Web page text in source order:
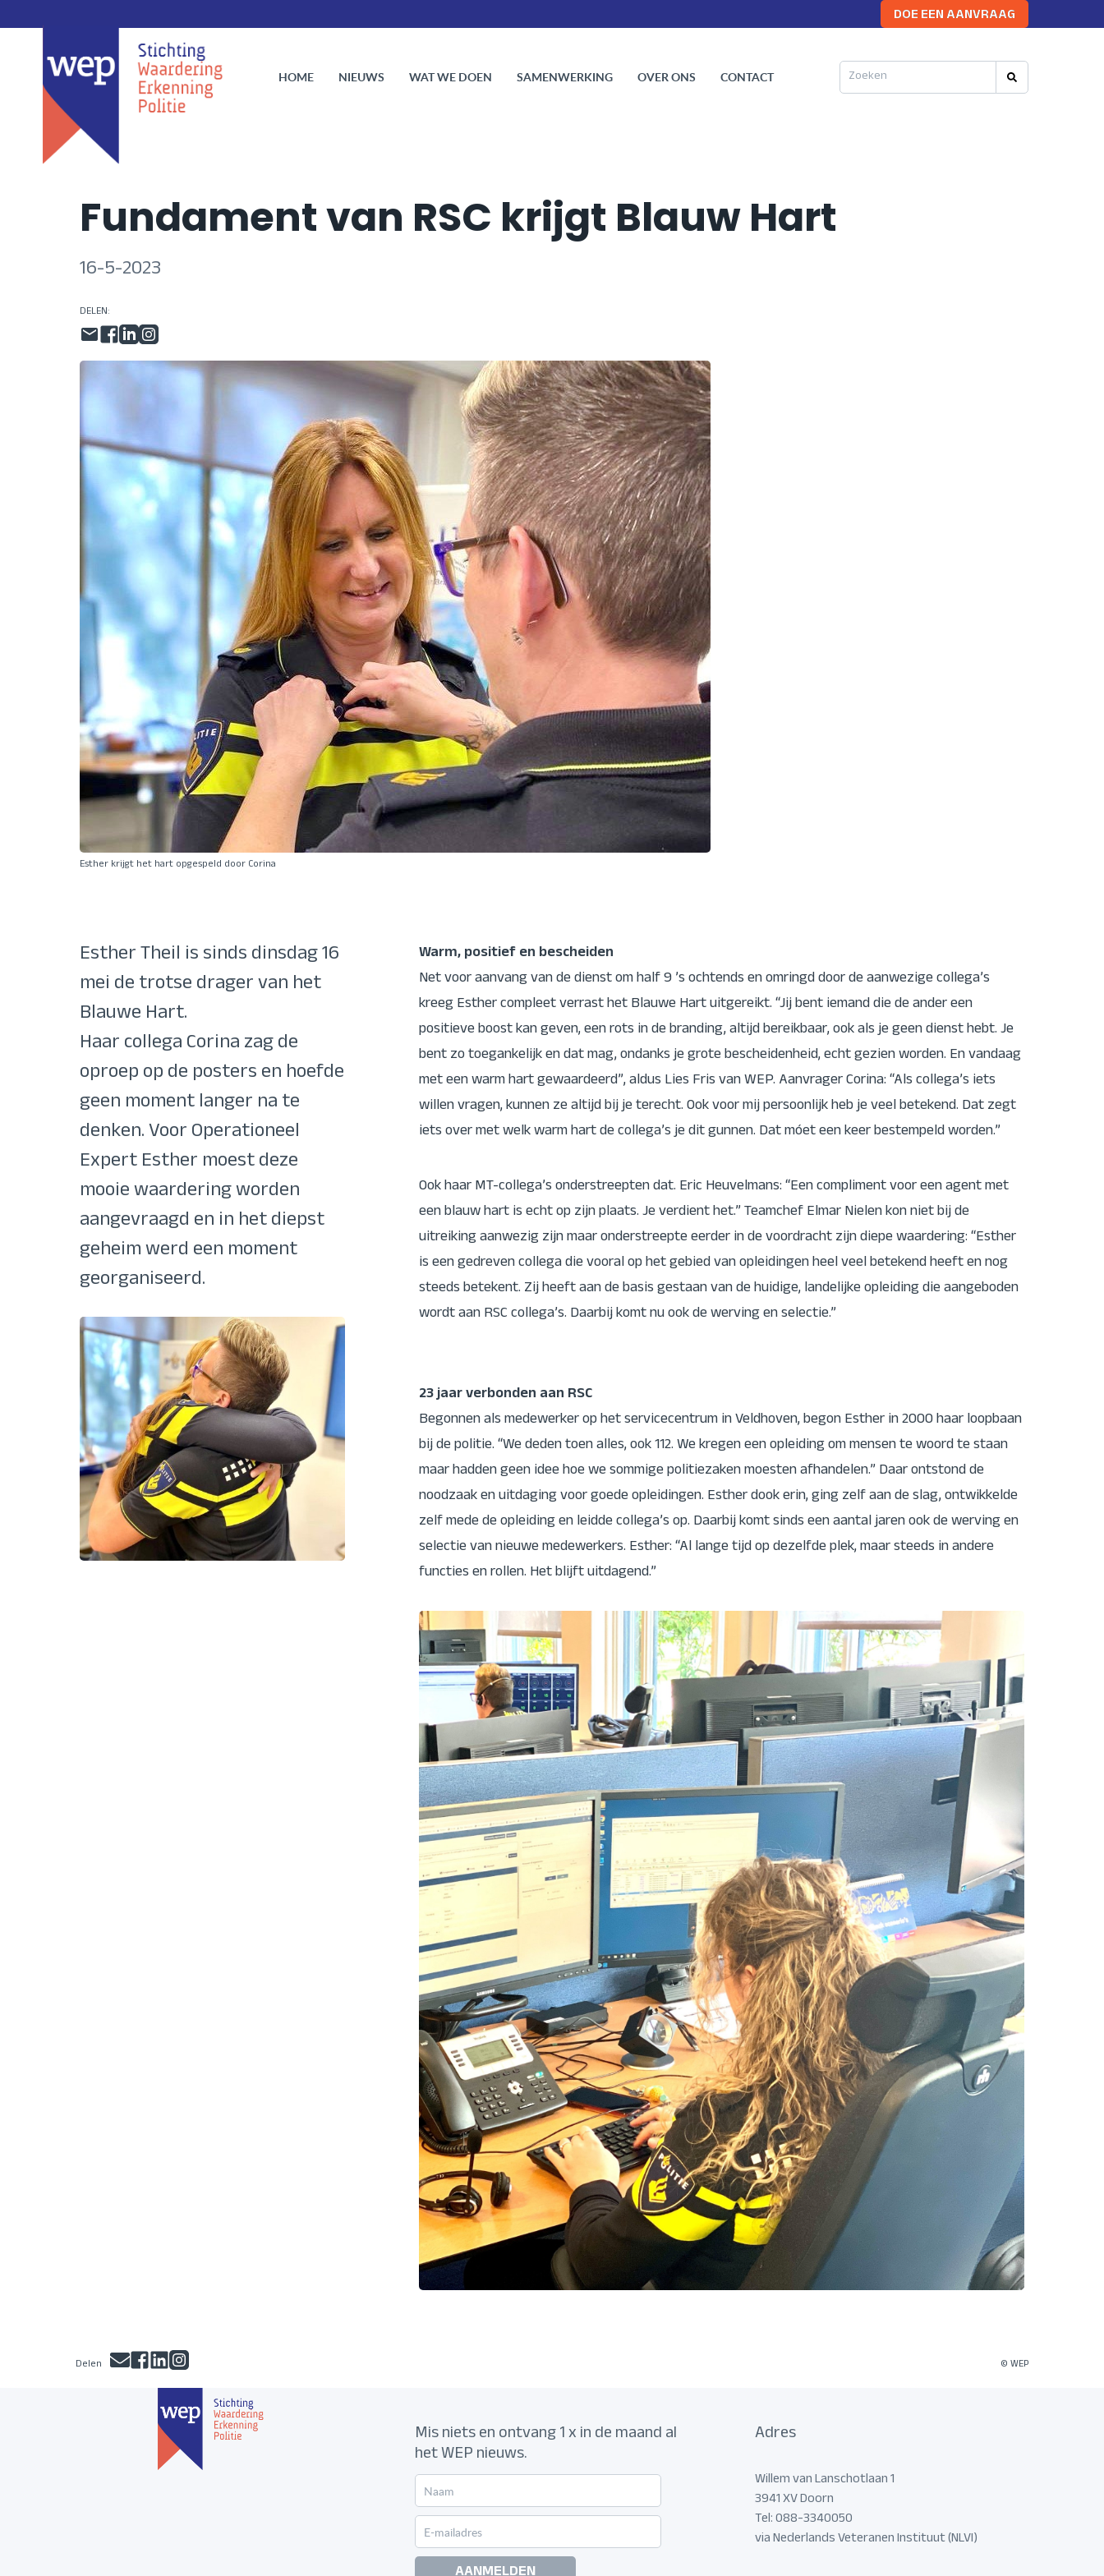
DOE EEN AANVRAAG
OVER ONS CONTACT
HOME NIEUWS WAT WE DOEN SAMENWERKING OVER ONS CONTACT
Fundament van RSC krijgt Blauw Hart
16-5-2023
DELEN:
Esther krijgt het hart opgespeld door Corina
Esther Theil is sinds dinsdag 16
mei de trotse drager van het
Blauwe Hart.
Haar collega Corina zag de
oproep op de posters en hoefde
geen moment langer na te
denken. Voor Operationeel
Expert Esther moest deze
mooie waardering worden
aangevraagd en in het diepst
geheim werd een moment
georganiseerd.
Warm, positief en bescheiden
Net voor aanvang van de dienst om half 9 ’s ochtends en omringd door de aanwezige collega’s
kreeg Esther compleet verrast het Blauwe Hart uitgereikt. “Jij bent iemand die de ander een
positieve boost kan geven, een rots in de branding, altijd bereikbaar, ook als je geen dienst hebt. Je
bent zo toegankelijk en dat mag, ondanks je grote bescheidenheid, echt gezien worden. En vandaag
met een warm hart gewaardeerd”, aldus Lies Fris van WEP. Aanvrager Corina: “Als collega’s iets
willen vragen, kunnen ze altijd bij je terecht. Ook voor mij persoonlijk heb je veel betekend. Dat zegt
iets over met welk warm hart de collega’s je dit gunnen. Dat móet een keer bestempeld worden.”
Ook haar MT-collega’s onderstreepten dat. Eric Heuvelmans: “Een compliment voor een agent met
een blauw hart is echt op zijn plaats. Je verdient het.” Teamchef Elmar Nielen kon niet bij de
uitreiking aanwezig zijn maar onderstreepte eerder in de voordracht zijn diepe waardering: “Esther
is een gedreven collega die vooral op het gebied van opleidingen heel veel betekend heeft en nog
steeds betekent. Zij heeft aan de basis gestaan van de huidige, landelijke opleiding die aangeboden
wordt aan RSC collega’s. Daarbij komt nu ook de werving en selectie.”
23 jaar verbonden aan RSC
Begonnen als medewerker op het servicecentrum in Veldhoven, begon Esther in 2000 haar loopbaan
bij de politie. “We deden toen alles, ook 112. We kregen een opleiding om mensen te woord te staan
maar hadden geen idee hoe we sommige politiezaken moesten afhandelen.” Daar ontstond de
noodzaak en uitdaging voor goede opleidingen. Esther dook erin, ging zelf aan de slag, ontwikkelde
zelf mede de opleiding en leidde collega’s op. Daarbij komt sinds een aantal jaren ook de werving en
selectie van nieuwe medewerkers. Esther: “Al lange tijd op dezelfde plek, maar steeds in andere
functies en rollen. Het blijft uitdagend.”
Delen © WEP
Mis niets en ontvang 1 x in de maand al
het WEP nieuws.
Adres
Willem van Lanschotlaan 1
3941 XV Doorn
Tel: 088-3340050
via Nederlands Veteranen Instituut (NLVI)